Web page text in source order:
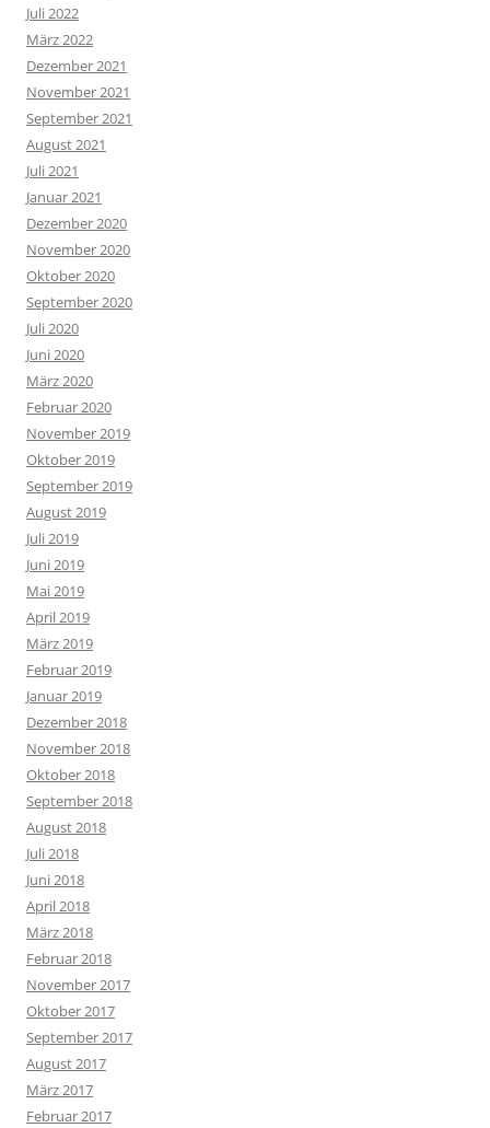
Juli 2022
März 2022
Dezember 2021
November 2021
September 2021
August 2021
Juli 2021
Januar 2021
Dezember 2020
November 2020
Oktober 2020
September 2020
Juli 2020
Juni 2020
März 2020
Februar 2020
November 2019
Oktober 2019
September 2019
August 2019
Juli 2019
Juni 2019
Mai 2019
April 2019
März 2019
Februar 2019
Januar 2019
Dezember 2018
November 2018
Oktober 2018
September 2018
August 2018
Juli 2018
Juni 2018
April 2018
März 2018
Februar 2018
November 2017
Oktober 2017
September 2017
August 2017
März 2017
Februar 2017